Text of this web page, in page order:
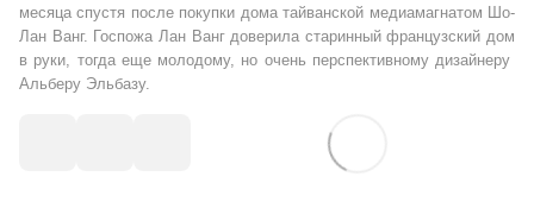
месяца спустя после покупки дома тайванской медиамагнатом Шо-
Лан Ванг. Госпожа Лан Ванг доверила старинный французский дом
в руки, тогда еще молодому, но очень перспективному дизайнеру
Альберу Эльбазу.